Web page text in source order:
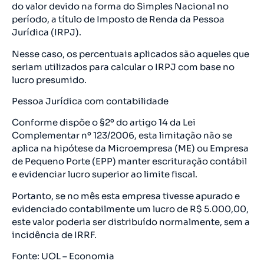
do valor devido na forma do Simples Nacional no
período, a título de Imposto de Renda da Pessoa
Jurídica (IRPJ).
Nesse caso, os percentuais aplicados são aqueles que
seriam utilizados para calcular o IRPJ com base no
lucro presumido.
Pessoa Jurídica com contabilidade
Conforme dispõe o §2º do artigo 14 da Lei
Complementar nº 123/2006, esta limitação não se
aplica na hipótese da Microempresa (ME) ou Empresa
de Pequeno Porte (EPP) manter escrituração contábil
e evidenciar lucro superior ao limite fiscal.
Portanto, se no mês esta empresa tivesse apurado e
evidenciado contabilmente um lucro de R$ 5.000,00,
este valor poderia ser distribuído normalmente, sem a
incidência de IRRF.
Fonte: UOL – Economia